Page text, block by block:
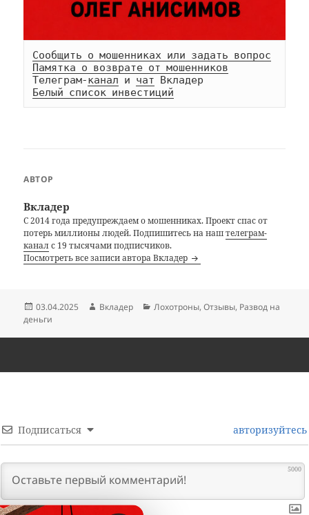
Сообщить о мошенниках или задать вопрос
Памятка о возврате от мошенников
Телеграм-канал и чат
Белый список инвестиций
АВТОР
Вкладер
С 2014 года предупреждаем о мошенниках. Проект спас от
потерь миллионы людей. Подпишитесь на наштелеграм-
каналс 19 тысячами подписчиков.
Посмотреть все записи автора Вкладер
Опубликовано
03.04.2025 Автор
Вкладер Рубрики
Лохотроны,Отзывы, Развод на
деньги
Подписаться авторизуйтесь
5000